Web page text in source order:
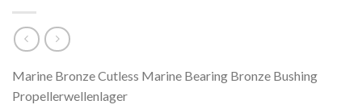
Marine Bronze Cutless Marine Bearing Bronze Bushing
Propellerwellenlager